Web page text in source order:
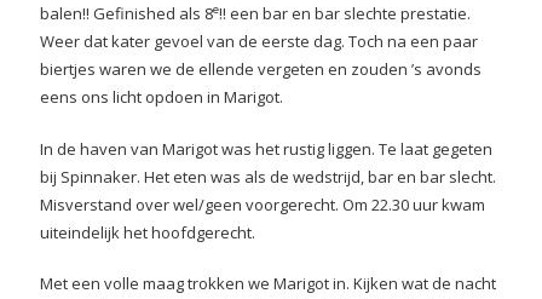
balen!! Gefinished als 8e!! een bar en bar slechte prestatie.
Weer dat kater gevoel van de eerste dag. Toch na een paar
biertjes waren we de ellende vergeten en zouden ’s avonds
eens ons licht opdoen in Marigot.
In de haven van Marigot was het rustig liggen. Te laat gegeten
bij Spinnaker. Het eten was als de wedstrijd, bar en bar slecht.
Misverstand over wel/geen voorgerecht. Om 22.30 uur kwam
uiteindelijk het hoofdgerecht.
Met een volle maag trokken we Marigot in. Kijken wat de nacht